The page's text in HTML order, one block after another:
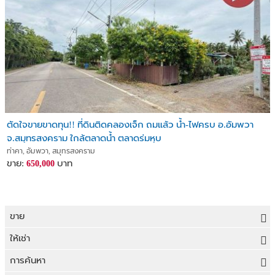
ตัดใจขายขาดทุน!! ที่ดินติดคลองเจ็ก ถมแล้ว น้ำ-ไฟครบ อ.อัมพวา
จ.สมุทรสงคราม ใกล้ตลาดน้ำ ตลาดร่มหุบ
ท่าคา, อัมพวา, สมุทรสงคราม
ขาย: 650,000 บาท
ขาย
ขายที่ดิน
ขายบ้าน
ให้เช่า
ให้เช่าที่ดิน
การค้นหา